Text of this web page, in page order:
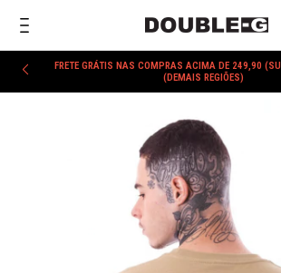
FRETE GRÁTIS NAS COMPRAS ACIMA DE 249,90
(DEMAIS REGIÕES)